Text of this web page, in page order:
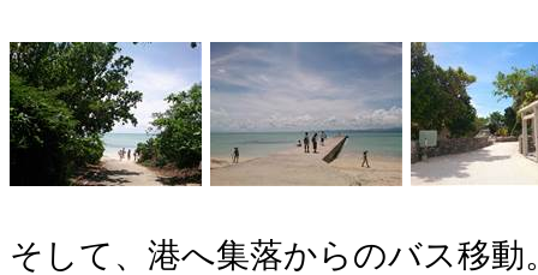
そして、港へ集落からのバス移